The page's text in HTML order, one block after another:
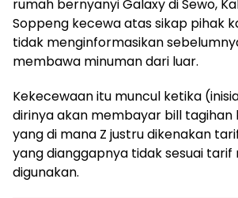
rumah bernyanyi Galaxy di Sewo,
Soppeng kecewa atas sikap pihak
tidak menginformasikan
membawa minuman dari luar.
Kekecewaan itu muncul ketika
dirinya akan membayar bill tagihan
yang di mana Z justru dikenakan
yang dianggapnya tidak sesuai tarif
digunakan.